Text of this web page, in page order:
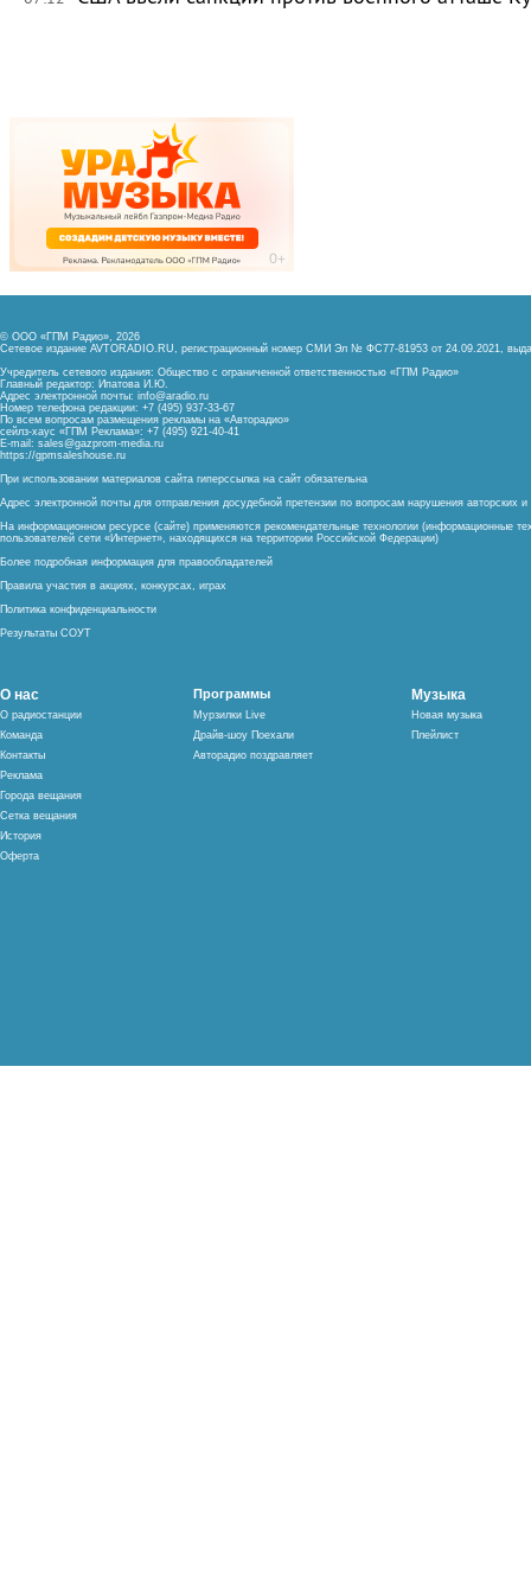
© ООО «ГПМ Радио», 2026
Сетевое издание AVTORADIO.RU, регистрационный номер СМИ Эл № ФС77-81953 от 24.09.2021,
Учредитель сетевого издания: Общество с ограниченной ответственностью «ГПМ Радио»
Главный редактор: Ипатова И.Ю.
Адрес электронной почты: info@aradio.ru
Номер телефона редакции: +7 (495) 937-33-67
По всем вопросам размещения рекламы на «Авторадио»
сейлз-хаус «ГПМ Реклама»: +7 (495) 921-40-41
E-mail: sales@gazprom-media.ru
https://gpmsaleshouse.ru
При использовании материалов сайта гиперссылка на сайт обязательна
Адрес электронной почты для отправления досудебной претензии по вопросам нарушения авторских
На информационном ресурсе (сайте) применяются рекомендательные технологии (информационные
пользователей сети «Интернет», находящихся на территории Российской Федерации)
Более подробная информация для правообладателей
Правила участия в акциях, конкурсах, играх
Политика конфиденциальности
Результаты СОУТ
О нас
О радиостанции
Команда
Контакты
Реклама
Города вещания
Сетка вещания
История
Оферта
Программы
Мурзилки Live
Драйв-шоу Поехали
Авторадио поздравляет
Музыка
Новая музыка
Плейлист